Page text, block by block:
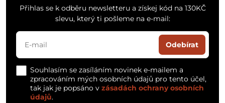
Přihlas se k odběru newsletteru a získej kód na 130KČ
slevu, který ti pošleme na e-mail:
Odebírat
Souhlasím se zasíláním novinek e-mailem a
zpracováním mých osobních údajů pro tento účel,
tak jak je popsáno v zásadách ochrany osobních
údajů.